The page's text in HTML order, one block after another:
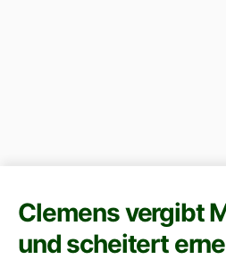
Clemens vergibt
und scheitert